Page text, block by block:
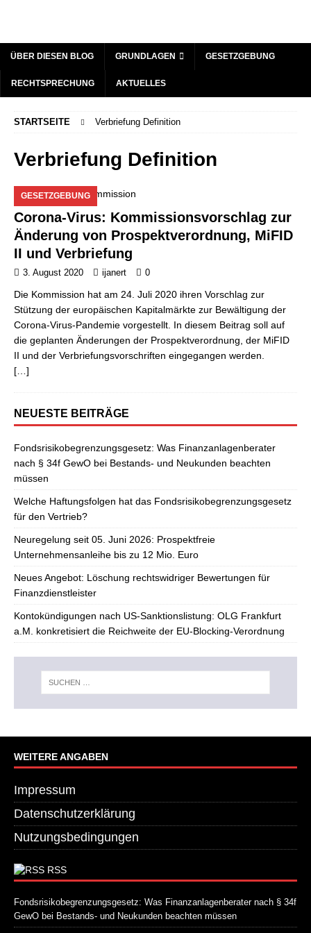
ÜBER DIESEN BLOG GRUNDLAGEN GESETZGEBUNG
RECHTSPRECHUNG AKTUELLES
STARTSEITE Verbriefung Definition
Verbriefung Definition
GESETZGEBUNG
Corona-Virus: Kommissionsvorschlag zur
Änderung von Prospektverordnung, MiFID
II und Verbriefung
3. August 2020 ijanert 0
Die Kommission hat am 24. Juli 2020 ihren Vorschlag zur
Stützung der europäischen Kapitalmärkte zur Bewältigung der
Corona-Virus-Pandemie vorgestellt. In diesem Beitrag soll auf
die geplanten Änderungen der Prospektverordnung, der MiFID
II und der Verbriefungsvorschriften eingegangen werden.
[…]
NEUESTE BEITRÄGE
Fondsrisikobegrenzungsgesetz: Was Finanzanlagenberater
nach § 34f GewO bei Bestands- und Neukunden beachten
müssen
Welche Haftungsfolgen hat das Fondsrisikobegrenzungsgesetz
für den Vertrieb?
Neuregelung seit 05. Juni 2026: Prospektfreie
Unternehmensanleihe bis zu 12 Mio. Euro
Neues Angebot: Löschung rechtswidriger Bewertungen für
Finanzdienstleister
Kontokündigungen nach US-Sanktionslistung: OLG Frankfurt
a.M. konkretisiert die Reichweite der EU-Blocking-Verordnung
WEITERE ANGABEN
Impressum
Datenschutzerklärung
Nutzungsbedingungen
RSS
Fondsrisikobegrenzungsgesetz: Was Finanzanlagenberater nach § 34f
GewO bei Bestands- und Neukunden beachten müssen